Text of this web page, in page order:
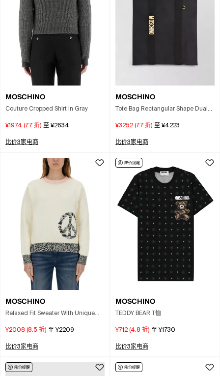
MOSCHINO
Couture Cropped Shirt In Gray
¥1974 (7.7 折) 至 ¥2634
比价3家电商
MOSCHINO
Tote Bag Rectangular Shape Dual
¥3252 (7.7 折) 至 ¥4223
比价3家电商
MOSCHINO
Relaxed Fit Sweater With Unique
¥2008 (8.5 折) 至 ¥2209
比价3家电商
MOSCHINO
TEDDY BEAR T恤
¥712 (4.8 折) 至 ¥1730
比价3家电商